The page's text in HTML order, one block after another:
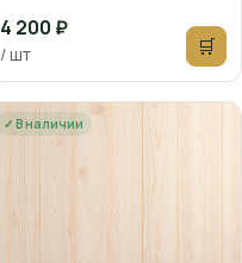
4 200 ₽
/ шт 🛒
✓ В наличии